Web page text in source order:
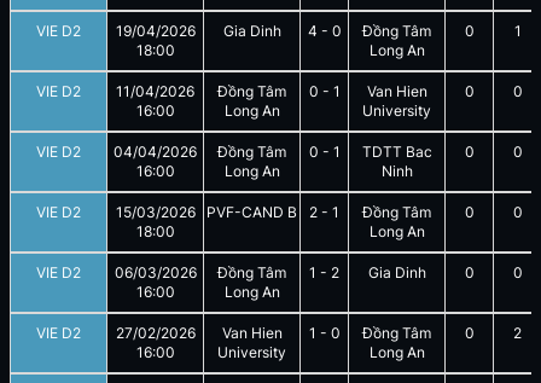
VIE D2
19/04/2026
18:00
Gia Dinh 4 - 0
Đồng Tâm
Long An
0 1
VIE D2
11/04/2026
16:00
Đồng Tâm
Long An
0 - 1
Van Hien
University
0 0
VIE D2
04/04/2026
16:00
Đồng Tâm
Long An
0 - 1
TDTT Bac
Ninh
0 0
VIE D2
15/03/2026
18:00
PVF-CAND B 2 - 1
Đồng Tâm
Long An
0 0
VIE D2
06/03/2026
16:00
Đồng Tâm
Long An
1 - 2 Gia Dinh 0 0
VIE D2
27/02/2026
16:00
Van Hien
University
1 - 0
Đồng Tâm
Long An
0 2